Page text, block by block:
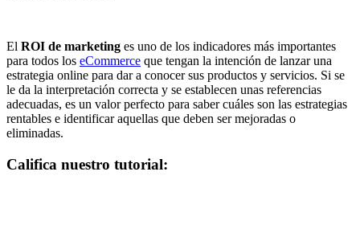
El ROI de marketing es uno de los indicadores más importantes
para todos los eCommerce que tengan la intención de lanzar una
estrategia online para dar a conocer sus productos y servicios. Si se
le da la interpretación correcta y se establecen unas referencias
adecuadas, es un valor perfecto para saber cuáles son las estrategias
rentables e identificar aquellas que deben ser mejoradas o
eliminadas.
Califica nuestro tutorial: